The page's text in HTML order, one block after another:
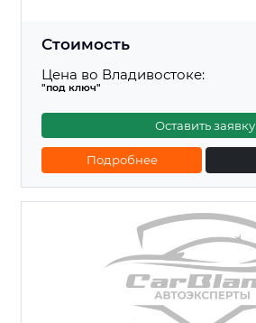
Стоимость
Цена во Владивостоке:
"под ключ"
Оставить заявку
Подробнее